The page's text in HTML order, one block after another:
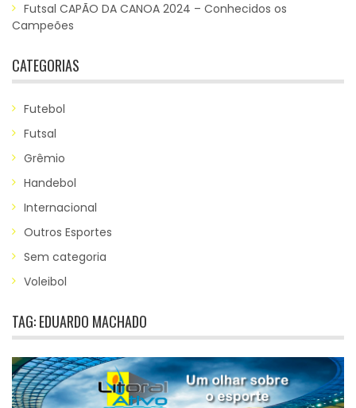
Futsal CAPÃO DA CANOA 2024 – Conhecidos os
Campeões
CATEGORIAS
Futebol
Futsal
Grêmio
Handebol
Internacional
Outros Esportes
Sem categoria
Voleibol
TAG:EDUARDO MACHADO